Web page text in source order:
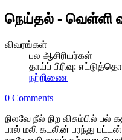
நெய்தல் - வெள்ளி
விவரங்கள்
பல ஆசிரியர்கள்
தாய்ப் பிரிவு:
நற்றிணை
0 Comments
நிலவே நீல் நிற விசும்பில் பல்
பால் மலி கடலின் பரந்து